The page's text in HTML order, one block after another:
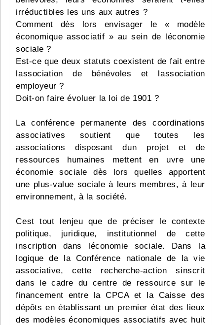
irréductibles les uns aux autres ?
Comment dès lors envisager le « modèle
économique associatif » au sein de léconomie
sociale ?
Est-ce que deux statuts coexistent de fait entre
lassociation de bénévoles et lassociation
employeur ?
Doit-on faire évoluer la loi de 1901 ?
La conférence permanente des coordinations
associatives soutient que toutes les
associations disposant dun projet et de
ressources humaines mettent en uvre une
économie sociale dès lors quelles apportent
une plus-value sociale à leurs membres, à leur
environnement, à la société.
Cest tout lenjeu que de préciser le contexte
politique, juridique, institutionnel de cette
inscription dans léconomie sociale. Dans la
logique de la Conférence nationale de la vie
associative, cette recherche-action sinscrit
dans le cadre du centre de ressource sur le
financement entre la CPCA et la Caisse des
dépôts en établissant un premier état des lieux
des modèles économiques associatifs avec huit